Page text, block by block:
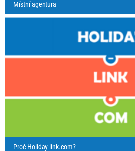
Počet osob
1. 7. 2026
128.57 EUR
5
142.86 EUR
7
Ceny zobrazené pro jednotku jsou pro
august 2026
MO TU WE TH
5
11 12 13
16
17 18 20
26
Pole označená hvězdičkou (*) jsou povinná!
Místní agentura
Proč Holiday-link.com?